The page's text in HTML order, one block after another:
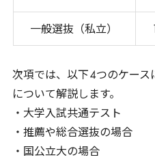
一般選抜（私立）
次項では、以下 4つのケース
について解説します。
・大学入試共通テスト
・推薦や総合選抜の場合
・国公立大の場合